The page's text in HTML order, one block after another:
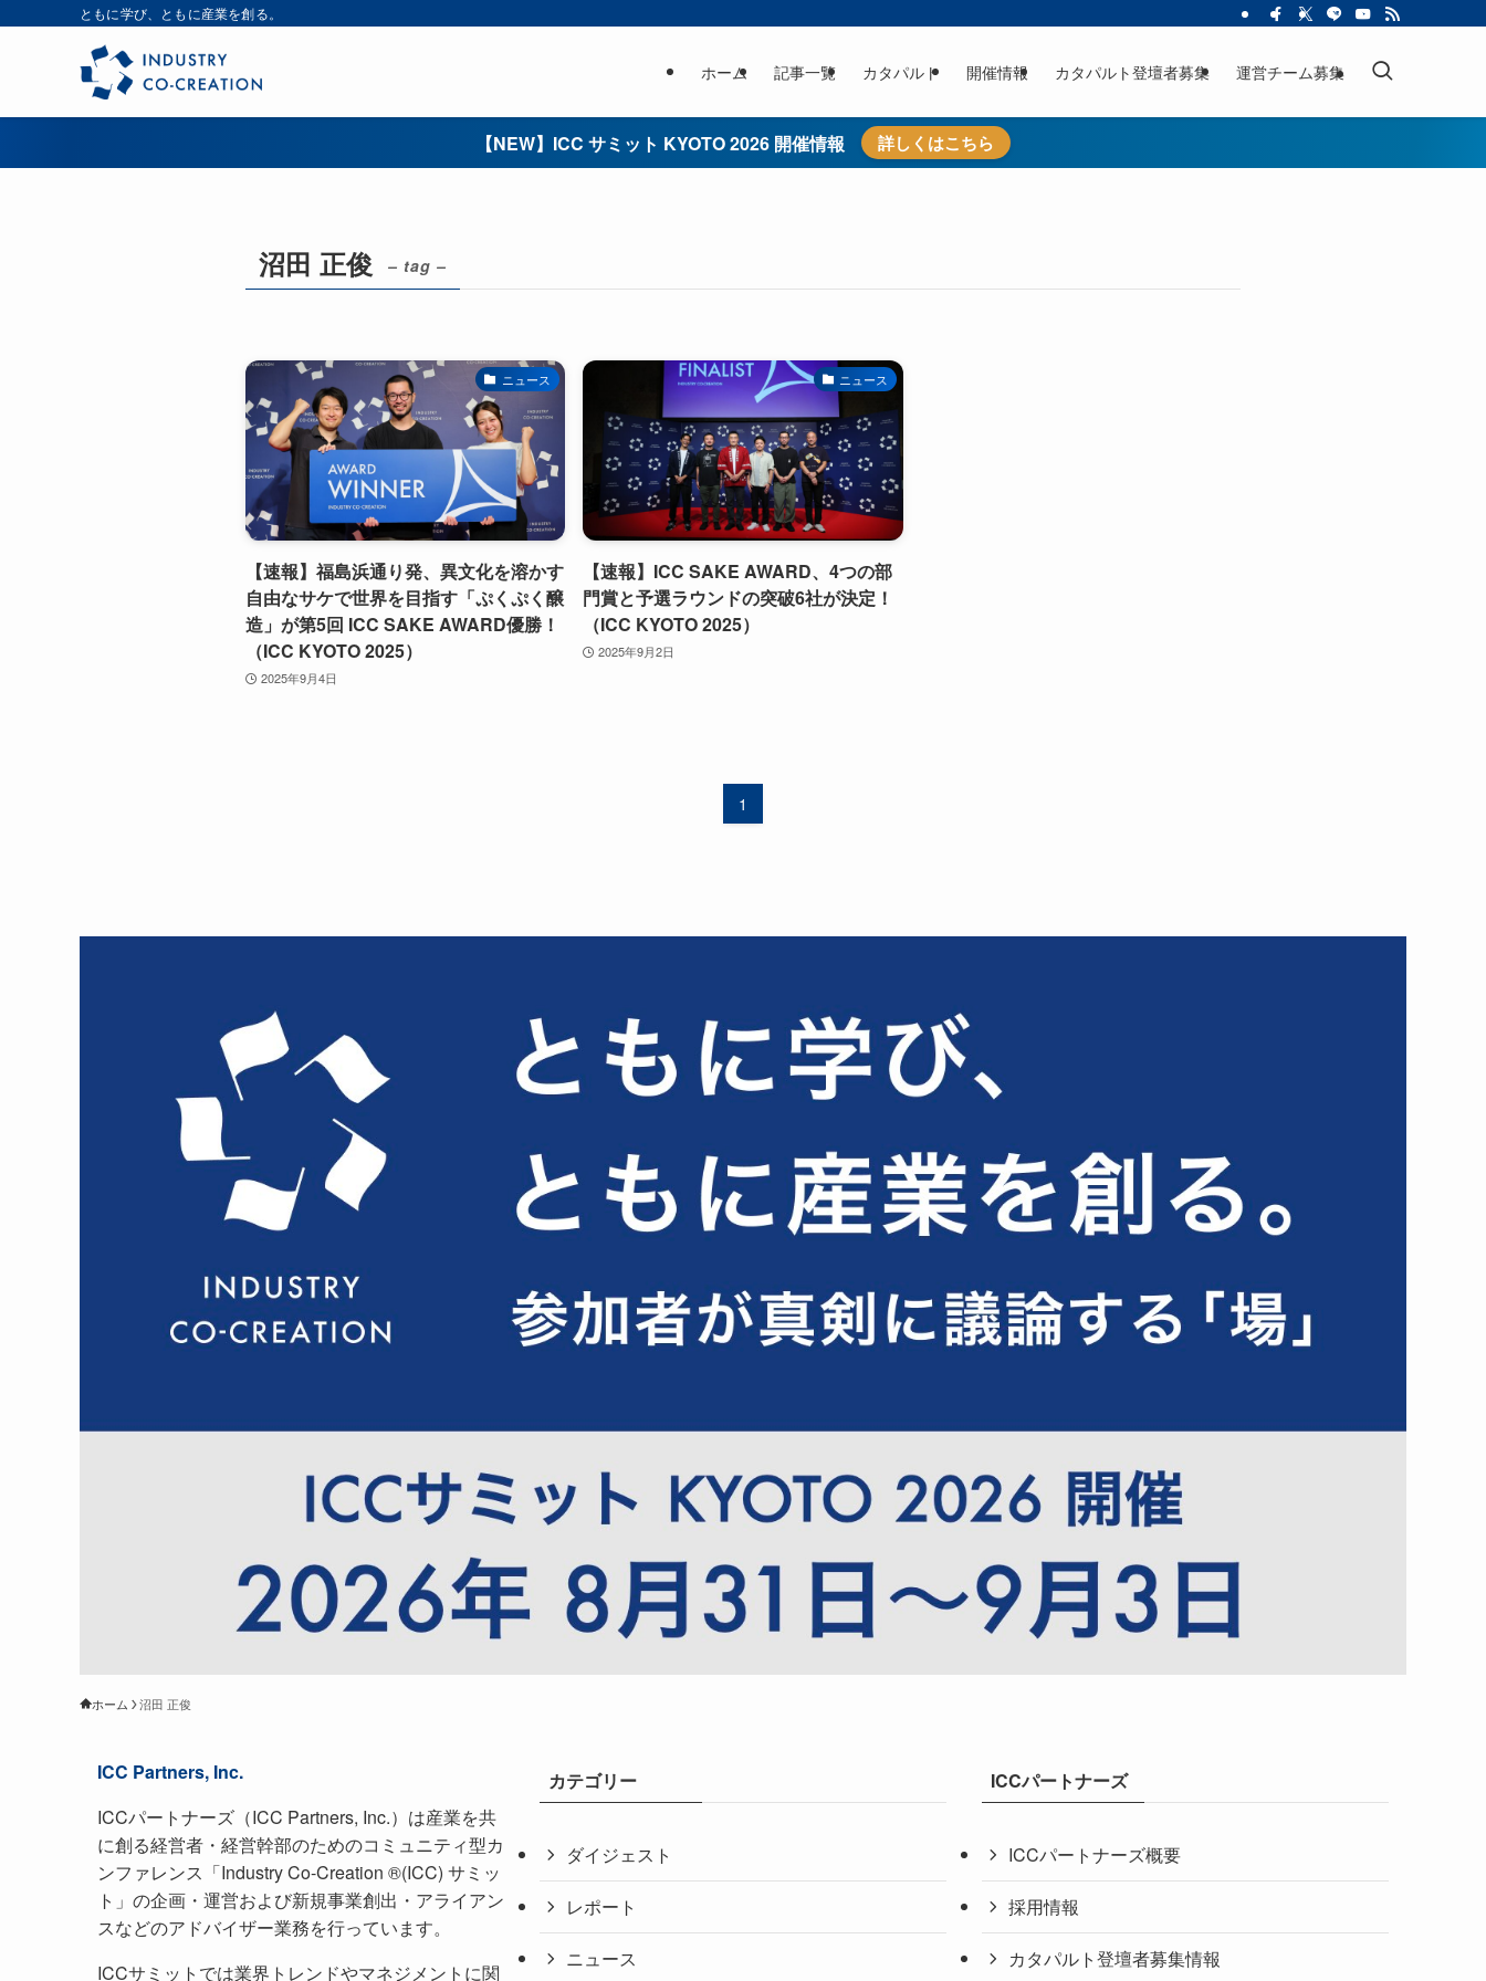
ともに学び、ともに産業を創る。
ホーム 記事一覧 カタパルト 開催情報 カタパルト登壇者募集 運営チーム募集
【NEW】ICC サミット KYOTO 2026 開催情報 詳しくはこちら
沼田 正俊 – tag –
ニュース
【速報】福島浜通り発、異文化を溶かす
自由なサケで世界を目指す「ぷくぷく醸
造」が第5回 ICC SAKE AWARD優勝！
（ICC KYOTO 2025）
2025年9月4日
ニュース
【速報】ICC SAKE AWARD、4つの部
門賞と予選ラウンドの突破6社が決定！
（ICC KYOTO 2025）
2025年9月2日
1
ホーム 沼田 正俊
ICC Partners, Inc.
ICCパートナーズ（ICC Partners, Inc.）は産業を共
に創る経営者・経営幹部のためのコミュニティ型カ
ンファレンス「Industry Co-Creation ®(ICC) サミッ
ト」の企画・運営および新規事業創出・アライアン
スなどのアドバイザー業務を行っています。
ICCサミットでは業界トレンドやマネジメントに関
カテゴリー
ダイジェスト
レポート
ニュース
ICCパートナーズ
ICCパートナーズ概要
採用情報
カタパルト登壇者募集情報